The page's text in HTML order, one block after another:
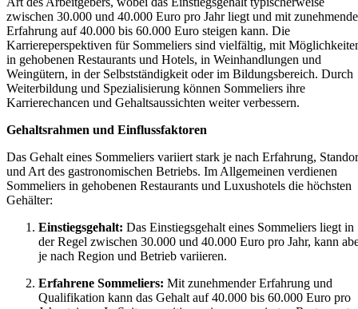
zwischen 30.000 und 40.000 Euro pro Jahr liegt und mit
Erfahrung auf 40.000 bis 60.000 Euro steigen kann. Die
Karriereperspektiven für Sommeliers sind vielfältig, mit
in gehobenen Restaurants und Hotels, in Weinhandlungen und
Weingütern, in der Selbstständigkeit oder im Bildungsbereich. Durch
Weiterbildung und Spezialisierung können Sommeliers ihre
Karrierechancen und Gehaltsaussichten weiter verbessern.
Gehaltsrahmen und Einflussfaktoren
Das Gehalt eines Sommeliers variiert stark je nach Erfahrung,
und Art des gastronomischen Betriebs. Im Allgemeinen verdienen
Sommeliers in gehobenen Restaurants und Luxushotels die höchsten
Gehälter:
Einstiegsgehalt: Das Einstiegsgehalt eines Sommeliers liegt in
der Regel zwischen 30.000 und 40.000 Euro pro Jahr, kann
je nach Region und Betrieb variieren.
Erfahrene Sommeliers: Mit zunehmender Erfahrung und
Qualifikation kann das Gehalt auf 40.000 bis 60.000 Euro pro